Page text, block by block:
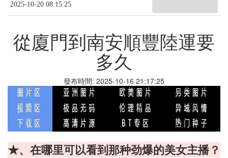
2025-10-20 08:15:25
從廈門到南安順豐陸運要
多久
發布時間: 2025-10-16 21:17:25
★、在哪里可以看到那种劲爆的美女主播？